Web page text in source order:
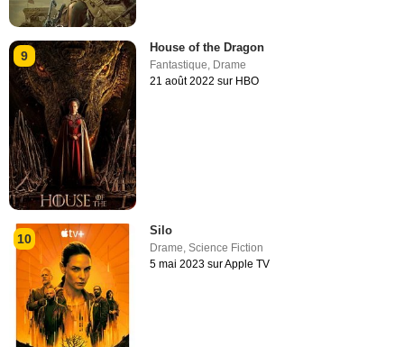
9
House of the Dragon
Fantastique, Drame
21 août 2022 sur HBO
10
Silo
Drame,Science Fiction
5 mai 2023 sur Apple TV